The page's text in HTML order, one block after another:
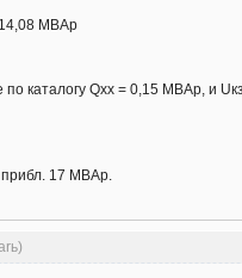
14,08 МВАр
каталогу Qхх = 0,15 МВАр, и
17 МВАр.